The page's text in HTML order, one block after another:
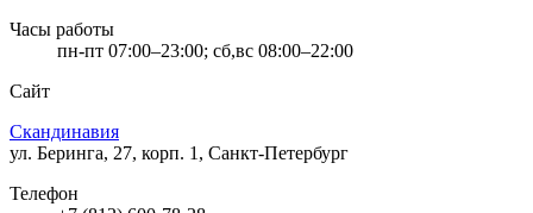
Часы работы
пн-пт 07:00–23:00; сб,вс 08:00–22:00
Сайт
Скандинавия
ул. Беринга, 27, корп. 1, Санкт-Петербург
Телефон